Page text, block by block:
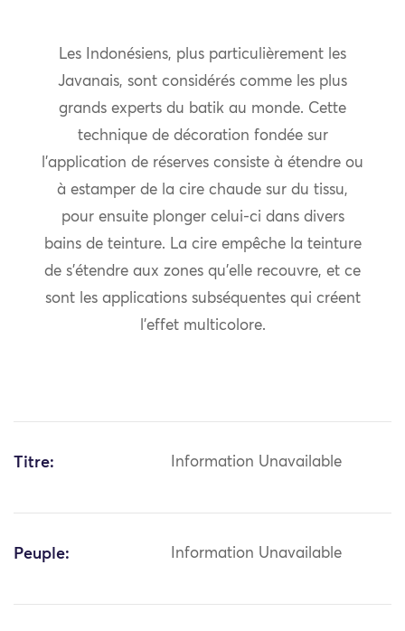
Les Indonésiens, plus particulièrement les
Javanais, sont considérés comme les plus
grands experts du batik au monde. Cette
technique de décoration fondée sur
l’application de réserves consiste à étendre ou
à estamper de la cire chaude sur du tissu,
pour ensuite plonger celui-ci dans divers
bains de teinture. La cire empêche la teinture
de s’étendre aux zones qu’elle recouvre, et ce
sont les applications subséquentes qui créent
l’effet multicolore.
Titre: Information Unavailable
Peuple: Information Unavailable